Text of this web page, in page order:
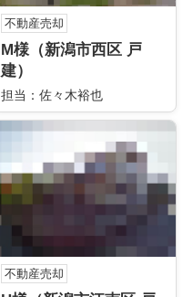
不動産売却
M様（新潟市西区 戸
建）
担当：佐々木裕也
不動産売却